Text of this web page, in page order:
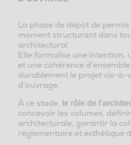
La phase de dépôt de
moment structurant dans
architectural.
Elle formalise une intention,
et une cohérence
durablement le projet vis-à-
d’ouvrage.
À ce stade, le rôle de
concevoir les volumes,
architecturale, garantir la
réglementaire et esthétique